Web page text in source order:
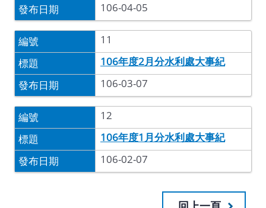
106-04-05
11
106年度2月分水利處大事紀
106-03-07
12
106年度1月分水利處大事紀
106-02-07